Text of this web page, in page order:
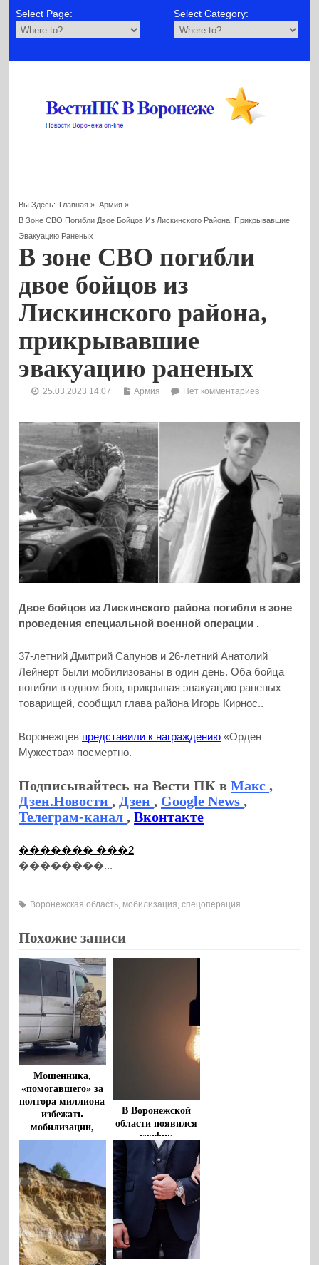
Select Page: Select Category:
Вы Здесь: Главная » Армия»
В Зоне СВО Погибли Двое Бойцов Из Лискинского Района, Прикрывавшие
Эвакуацию Раненых
В зоне СВО погибли
двое бойцов из
Лискинского района,
прикрывавшие
эвакуацию раненых
25.03.2023 14:07 Армия Нет комментариев
Двое бойцов из Лискинского района погибли в зоне
проведения специальной военной операции .
37-летний Дмитрий Сапунов и 26-летний Анатолий
Лейнерт были мобилизованы в один день. Оба бойца
погибли в одном бою, прикрывая эвакуацию раненых
товарищей, сообщил глава района Игорь Кирнос..
Воронежцев представили к награждению «Орден
Мужества» посмертно.
Подписывайтесь на Вести ПК вМакс,
Дзен.Новости, Дзен, Google News,
Телеграм-канал,Вконтакте
������� ���2
��������...
Воронежская область, мобилизация,спецоперация
Похожие записи
Мошенника,
«помогавшего» за
полтора миллиона
избежать
мобилизации,
задержали
полицейские
В Воронежской
области появился
график
отключений света
в мае 2024 года